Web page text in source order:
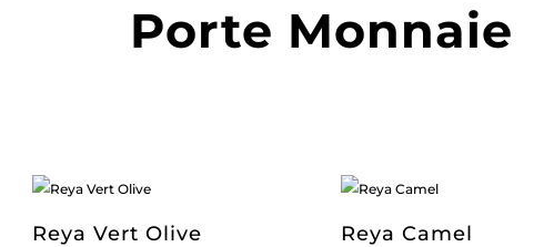
Porte Monnaie
Reya Vert Olive Reya Camel